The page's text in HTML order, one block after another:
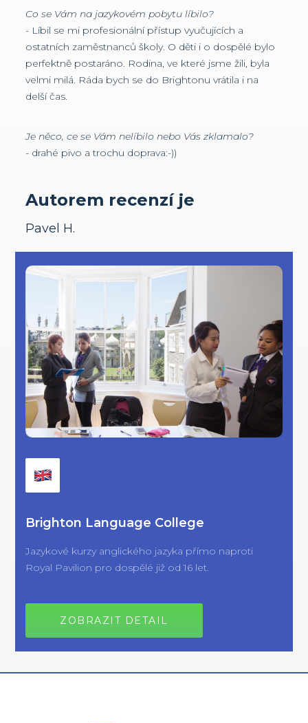
Co se Vám na jazykovém pobytu líbilo?
- Líbil se mi profesionální přístup vyučujících a
ostatních zaměstnanců školy. O děti i o dospělé bylo
perfektně postaráno. Rodina, ve které jsme žili, byla
velmi milá. Ráda bych se do Brightonu vrátila i na
delší čas.
Je něco, ce se Vám nelíbilo nebo Vás zklamalo?
- drahé pivo a trochu doprava:-))
Autorem recenzí je
Pavel H.
Brighton Language College
Jazykové kurzy anglického jazyka přímo naproti
Royal Pavilion pro dospělé již od 16 let.
ZOBRAZIT DETAIL